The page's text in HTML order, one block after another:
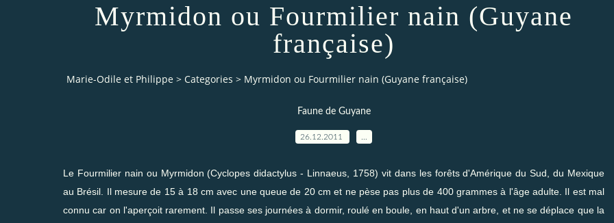
Myrmidon ou Fourmilier nain (Guyane
française)
Marie-Odile et Philippe > Categories > Myrmidon ou Fourmilier nain (Guyane française)
Faune de Guyane
26.12.2011
Le Fourmilier nain ou Myrmidon (Cyclopes didactylus - Linnaeus, 1758) vit dans les forêts d'Amérique du Sud, du Mexique
au Brésil. Il mesure de 15 à 18 cm avec une queue de 20 cm et ne pèse pas plus de 400 grammes à l'âge adulte. Il est mal
connu car on l'aperçoit rarement. Il passe ses journées à dormir, roulé en boule, en haut d'un arbre, et ne se déplace que la